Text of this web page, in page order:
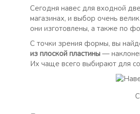
Сегодня навес для входной
магазинах, и выбор очень
они изготовлены, а также по
С точки зрения формы, вы
из плоской пластины —
Их чаще всего выбирают для